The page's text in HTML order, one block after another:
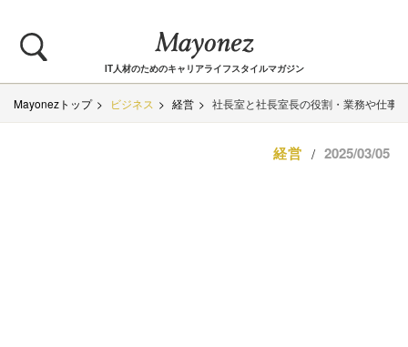
IT人材のためのキャリアライフスタイルマガジン
Mayonezトップ ビジネス 経営 社長室と社長室長の役割・業務や仕事
経営 / 2025/03/05